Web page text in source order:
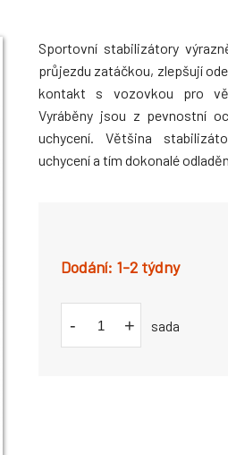
Sportovní stabilizátory
průjezdu zatáčkou, zlepšují
kontakt s vozovkou pro
Vyráběny jsou z pevnostní
uchycení. Většina
uchycení a tím dokonalé
1-2 týdny
- + sada